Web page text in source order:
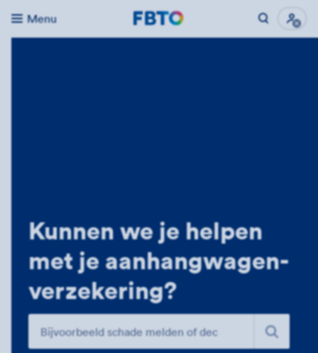
Menu
Kunnen we je helpen
met je aanhangwagen­
verzekering?